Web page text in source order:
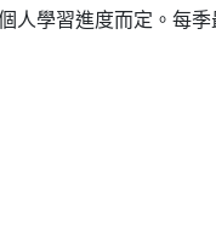
人學習進度而定。每